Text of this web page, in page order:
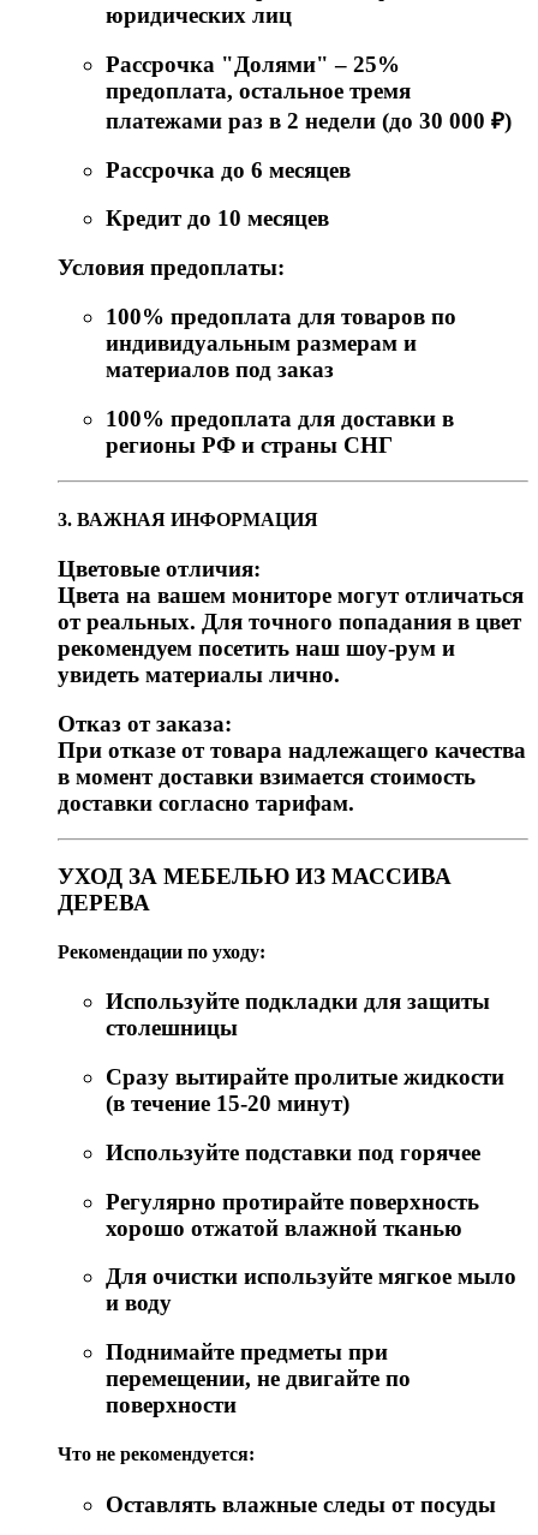
юридических лиц
Рассрочка "Долями" – 25%
предоплата, остальное тремя
платежами раз в 2 недели (до 30 000 ₽)
Рассрочка до 6 месяцев
Кредит до 10 месяцев
Условия предоплаты:
100% предоплата для товаров по
индивидуальным размерам и
материалов под заказ
100% предоплата для доставки в
регионы РФ и страны СНГ
3. ВАЖНАЯ ИНФОРМАЦИЯ
Цветовые отличия:
Цвета на вашем мониторе могут отличаться
от реальных. Для точного попадания в цвет
рекомендуем посетить наш шоу-рум и
увидеть материалы лично.
Отказ от заказа:
При отказе от товара надлежащего качества
в момент доставки взимается стоимость
доставки согласно тарифам.
УХОД ЗА МЕБЕЛЬЮ ИЗ МАССИВА
ДЕРЕВА
Рекомендации по уходу:
Используйте подкладки для защиты
столешницы
Сразу вытирайте пролитые жидкости
(в течение 15-20 минут)
Используйте подставки под горячее
Регулярно протирайте поверхность
хорошо отжатой влажной тканью
Для очистки используйте мягкое мыло
и воду
Поднимайте предметы при
перемещении, не двигайте по
поверхности
Что не рекомендуется:
Оставлять влажные следы от посуды